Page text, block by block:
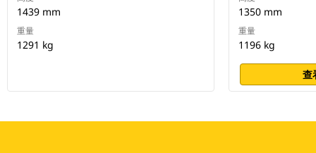
1439 mm
重量
1291 kg
1350 mm
重量
1196 kg
查